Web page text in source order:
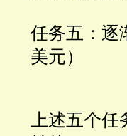
任务五：逐
美元）
上述五个